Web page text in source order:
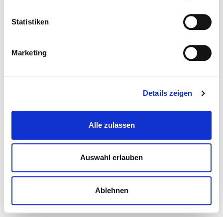
Statistiken
Marketing
Details zeigen
Alle zulassen
Auswahl erlauben
Ablehnen